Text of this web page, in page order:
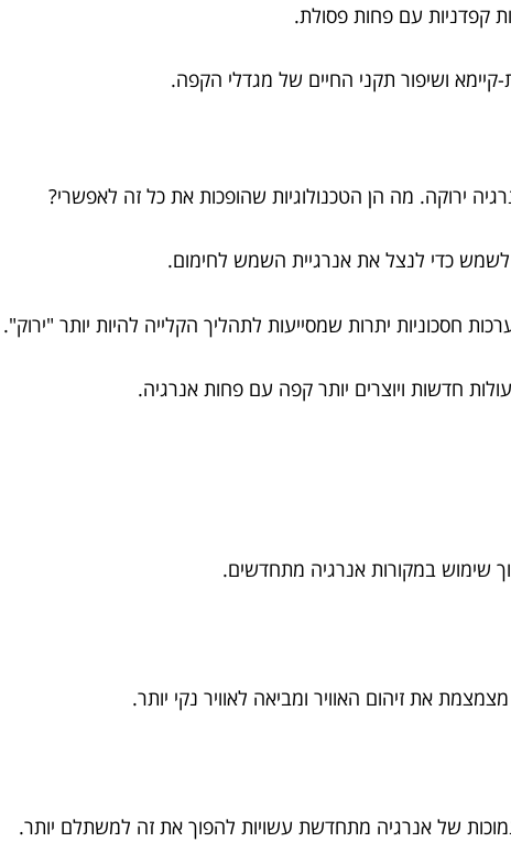
קפדניות עם פחות פסולת.
קיימא ושיפור תקני החיים של מגדלי הקפה.
ירוקה. מה הן הטכנולוגיות שהופכות את כל זה לאפשרי?
כדי לנצל את אנרגיית השמש לחימום.
חדשות ויוצרים יותר קפה עם פחות אנרגיה.
שימוש במקורות אנרגיה מתחדשים.
של אנרגיה מתחדשת עשויות להפוך את זה למשתלם יותר.